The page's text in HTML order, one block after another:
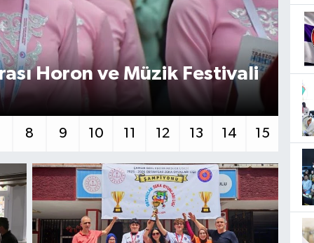
Horon ve Müzik Festivali
8 9 10 11 12 13 14 15